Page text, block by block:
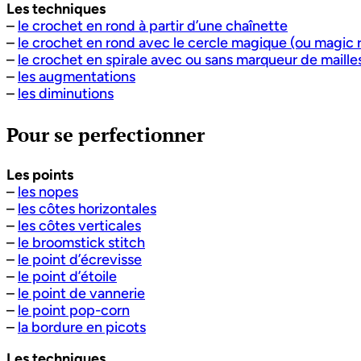
Les techniques
– le crochet en rond à partir d’une chaînette
– le crochet en rond avec le cercle magique (ou magic
– le crochet en spirale avec ou sans marqueur de
– les augmentations
– les diminutions
Pour se perfectionner
Les points
– les nopes
– les côtes horizontales
– les côtes verticales
– le broomstick stitch
– le point d’écrevisse
– le point d’étoile
– le point de vannerie
– le point pop-corn
– la bordure en picots